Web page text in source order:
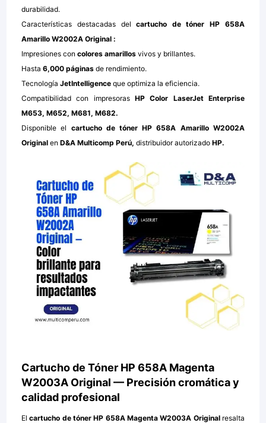
durabilidad.
Características destacadas delcartucho de tóner HP 658A
Amarillo W2002A Original :
Impresiones con colores amarillos vivos y brillantes.
Hasta 6,000 páginasde rendimiento.
Tecnología JetIntelligenceque optimiza la eficiencia.
Compatibilidad con impresoras HP Color LaserJet Enterprise
M653, M652, M681, M682.
Disponible el cartucho de tóner HP 658A Amarillo W2002A
Original en D&A Multicomp Perú, distribuidor autorizadoHP.
Cartucho de Tóner HP 658A Magenta
W2003A Original — Precisión cromática y
calidad profesional
El cartucho de tóner HP 658A Magenta W2003A Original resalta